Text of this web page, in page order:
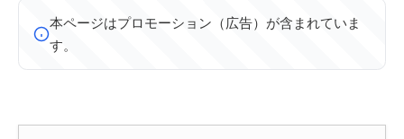
本ページはプロモーション（広告）が含まれていま
す。